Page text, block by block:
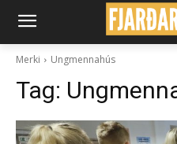
Merki Ungmennahús
Tag: